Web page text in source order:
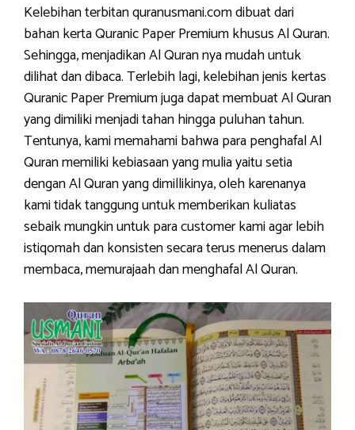
Kelebihan terbitan quranusmani.com dibuat dari
bahan kerta Quranic Paper Premium khusus Al Quran.
Sehingga, menjadikan Al Quran nya mudah untuk
dilihat dan dibaca. Terlebih lagi, kelebihan jenis kertas
Quranic Paper Premium juga dapat membuat Al Quran
yang dimiliki menjadi tahan hingga puluhan tahun.
Tentunya, kami memahami bahwa para penghafal Al
Quran memiliki kebiasaan yang mulia yaitu setia
dengan Al Quran yang dimillikinya, oleh karenanya
kami tidak tanggung untuk memberikan kuliatas
sebaik mungkin untuk para customer kami agar lebih
istiqomah dan konsisten secara terus menerus dalam
membaca, memurajaah dan menghafal Al Quran.